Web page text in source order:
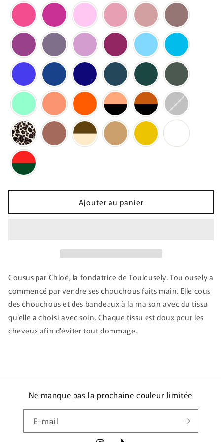
Ajouter au panier
Cousus par Chloé, la fondatrice de Toulousely. Toulousely a
commencé par vendre ses chouchous faits main. Elle cous
des chouchous et des bandeaux à la maison avec du tissu
qu'elle a choisi avec soin. Chaque tissu est doux pour les
cheveux afin d'éviter tout dommage.
Ne manque pas la prochaine couleur limitée
E-mail